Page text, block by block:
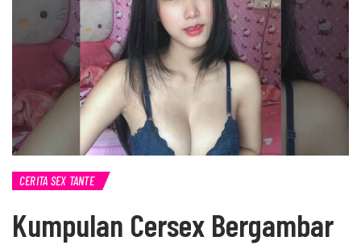
CERITA SEX TANTE
Kumpulan Cersex Bergambar